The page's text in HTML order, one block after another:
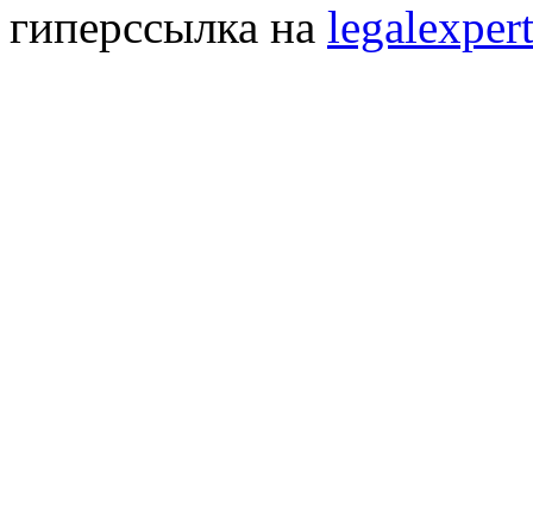
гиперссылка на